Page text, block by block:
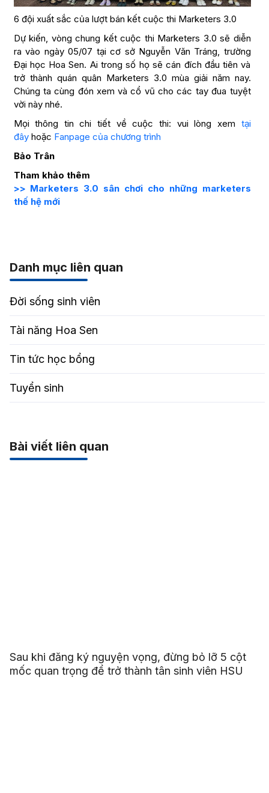
6 đội xuất sắc của lượt bán kết cuộc thi Marketers 3.0
Dự kiến, vòng chung kết cuộc thi Marketers 3.0 sẽ diễn
ra vào ngày 05/07 tại cơ sở Nguyễn Văn Tráng, trường
Đại học Hoa Sen. Ai trong số họ sẽ cán đích đầu tiên và
trở thành quán quân Marketers 3.0 mùa giải năm nay.
Chúng ta cùng đón xem và cổ vũ cho các tay đua tuyệt
vời này nhé.
Mọi thông tin chi tiết về cuộc thi: vui lòng xem tại
đâyhoặc Fanpage của chương trình
Bảo Trân
Tham khảo thêm
>> Marketers 3.0 sân chơi cho những marketers
thế hệ mới
Danh mục liên quan
Đời sống sinh viên
Tài năng Hoa Sen
Tin tức học bổng
Tuyển sinh
Bài viết liên quan
Sau khi đăng ký nguyện vọng, đừng bỏ lỡ 5 cột
mốc quan trọng để trở thành tân sinh viên HSU